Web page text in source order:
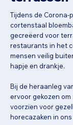
Tijdens de Corona-
cortenstaal
gecreëerd voor
restaurants in het
mensen veilig
hapje en drankje.
Bij de heraanleg
ervoor gekozen
voorzien voor
horecazaken in